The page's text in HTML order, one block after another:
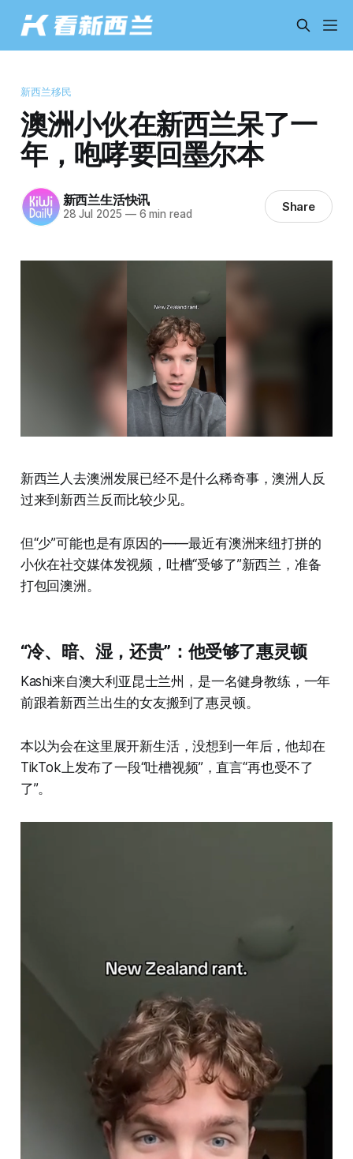
新西兰移民
澳洲小伙在新西兰呆了一
年，咆哮要回墨尔本
新西兰生活快讯
28 Jul 2025 —6 min read Share
新西兰人去澳洲发展已经不是什么稀奇事，澳洲人反
过来到新西兰反而比较少见。
但“少”可能也是有原因的——最近有澳洲来纽打拼的
小伙在社交媒体发视频，吐槽“受够了”新西兰，准备
打包回澳洲。
“冷、暗、湿，还贵”：他受够了惠灵顿
Kashi来自澳大利亚昆士兰州，是一名健身教练，一年
前跟着新西兰出生的女友搬到了惠灵顿。
本以为会在这里展开新生活，没想到一年后，他却在
TikTok上发布了一段“吐槽视频”，直言“再也受不了
了”。